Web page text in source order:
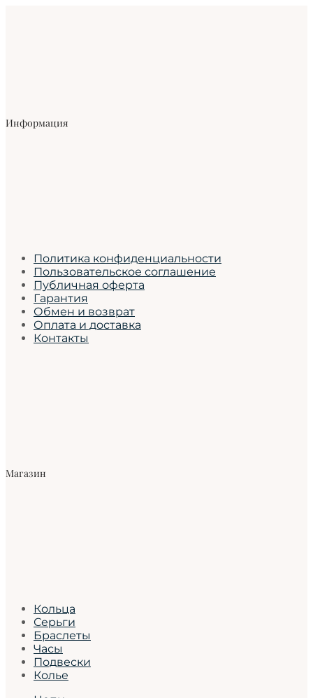
Информация
Политика конфиденциальности
Пользовательское соглашение
Публичная оферта
Гарантия
Обмен и возврат
Оплата и доставка
Контакты
Магазин
Кольца
Серьги
Браслеты
Часы
Подвески
Колье